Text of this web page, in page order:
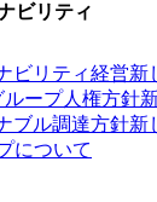
ビリティ
ビリティ経営新
ープ人権方針
ブル調達方針新
について